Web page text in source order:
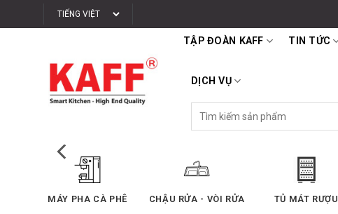
qua
TẬP ĐOÀN KAFF TIN TỨC
DỊCH VỤ
kiếm:
MÁY PHA CÀ PHÊ CHẬU RỬA - VÒI RỬA TỦ MÁT RƯỢU